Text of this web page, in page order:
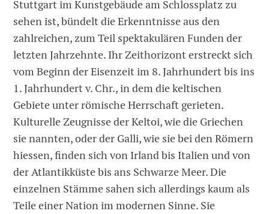
Stuttgart im Kunstgebäude am Schlossplatz zu
sehen ist, bündelt die Erkenntnisse aus den
zahlreichen, zum Teil spektakulären Funden der
letzten Jahrzehnte. Ihr Zeithorizont erstreckt sich
vom Beginn der Eisenzeit im 8. Jahrhundert bis ins
1. Jahrhundert v. Chr., in dem die keltischen
Gebiete unter römische Herrschaft gerieten.
Kulturelle Zeugnisse der Keltoi, wie die Griechen
sie nannten, oder der Galli, wie sie bei den Römern
hiessen, finden sich von Irland bis Italien und von
der Atlantikküste bis ans Schwarze Meer. Die
einzelnen Stämme sahen sich allerdings kaum als
Teile einer Nation im modernen Sinne. Sie